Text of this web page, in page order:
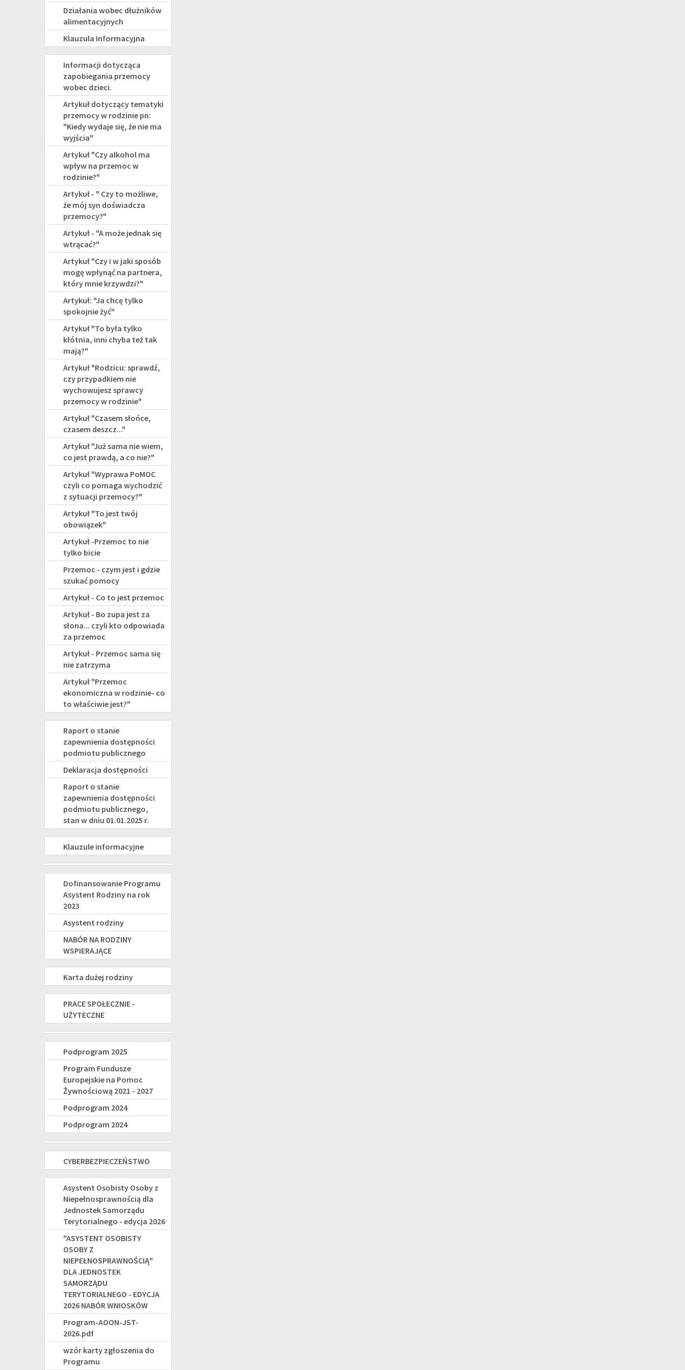
Działania wobec dłużników
alimentacyjnych
Klauzula Informacyjna
PRZEMOC
Informacji dotycząca
zapobiegania przemocy
wobec dzieci.
Artykuł dotyczący tematyki
przemocy w rodzinie pn:
"Kiedy wydaje się, że nie ma
wyjścia"
Artykuł "Czy alkohol ma
wpływ na przemoc w
rodzinie?"
Artykuł - " Czy to możliwe,
że mój syn doświadcza
przemocy?"
Artykuł - "A może jednak się
wtrącać?"
Artykuł "Czy i w jaki sposób
mogę wpłynąć na partnera,
który mnie krzywdzi?"
Artykuł: "Ja chcę tylko
spokojnie żyć"
Artykuł "To była tylko
kłótnia, inni chyba też tak
mają?"
Artykuł "Rodzicu: sprawdź,
czy przypadkiem nie
wychowujesz sprawcy
przemocy w rodzinie"
Artykuł "Czasem słońce,
czasem deszcz..."
Artykuł "Już sama nie wiem,
co jest prawdą, a co nie?"
Artykuł "Wyprawa PoMOC
czyli co pomaga wychodzić
z sytuacji przemocy?"
Artykuł "To jest twój
obowiązek"
Artykuł -Przemoc to nie
tylko bicie
Przemoc - czym jest i gdzie
szukać pomocy
Artykuł - Co to jest przemoc
Artykuł - Bo zupa jest za
słona... czyli kto odpowiada
za przemoc
Artykuł - Przemoc sama się
nie zatrzyma
Artykuł "Przemoc
ekonomiczna w rodzinie- co
to właściwie jest?"
DEKLARACJA
DOSTĘPNOŚCI
Raport o stanie
zapewnienia dostępności
podmiotu publicznego
Deklaracja dostępności
Raport o stanie
zapewnienia dostępności
podmiotu publicznego,
stan w dniu 01.01.2025 r.
KLAUZULE
INFORMACYJNE
Klauzule informacyjne
PROJEKTY
ASYSTENT
RODZINY
Dofinansowanie Programu
Asystent Rodziny na rok
2023
Asystent rodziny
NABÓR NA RODZINY
WSPIERAJĄCE
KARTA
DUŻEJ
RODZINY
Karta dużej rodziny
PRACE
SPOŁECZNIE-
UŻYTECZNE
PRACE SPOŁECZNIE -
UŻYTECZNE
Świadczenie
wspierające
nowe
świadczenie
osób
niepełnosprawnością
Program
Fundusze
Europejskie
na
Pomoc
Żywnościową
2021
2027
Podprogram 2025
Program Fundusze
Europejskie na Pomoc
Żywnościową 2021 - 2027
Podprogram 2024
Podprogram 2024
Korpus
Wsparcia
Seniorów
2025
CYBERBEZPIECZEŃSTWO
CYBERBEZPIECZEŃSTWO
"ASYSTENT
OSOBISTY
OSOBY
NIEPEŁNOSPRAWNOŚCIĄ"
JEDNOSTEK
SAMORZĄDU
TERYTORIALNEGO
-
EDYCJA
Asystent Osobisty Osoby z
Niepełnosprawnością dla
Jednostek Samorządu
Terytorialnego - edycja 2026
"ASYSTENT OSOBISTY
OSOBY Z
NIEPEŁNOSPRAWNOŚCIĄ"
DLA JEDNOSTEK
SAMORZĄDU
TERYTORIALNEGO - EDYCJA
2026 NABÓR WNIOSKÓW
Program-AOON-JST-
2026.pdf
wzór karty zgłoszenia do
Programu